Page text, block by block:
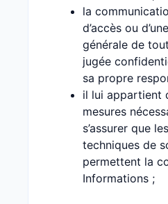
la
d’accès ou
générale de
jugée
sa propre
il lui appartient
mesures
s’assurer que
techniques de
permettent la
Informations ;